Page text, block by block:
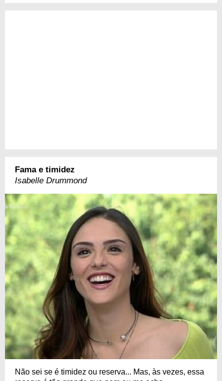
Fama e timidez
Isabelle Drummond
Não sei se é timidez ou reserva... Mas, às vezes, essa